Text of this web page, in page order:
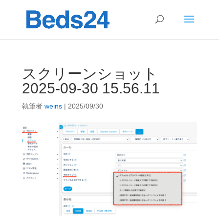
スクリーンショット
2025-09-30 15.56.11
執筆者 weins| 2025/09/30